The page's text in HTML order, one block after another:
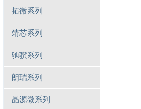
拓微系列
靖芯系列
驰骥系列
朗瑞系列
晶源微系列